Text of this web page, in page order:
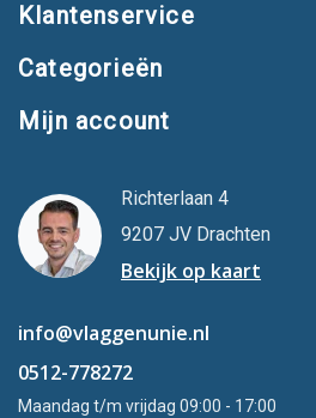
Klantenservice
Categorieën
Mijn account
Richterlaan 4
9207 JV Drachten
Bekijk op kaart
info@vlaggenunie.nl
0512-778272
Maandag t/m vrijdag 09:00 - 17:00